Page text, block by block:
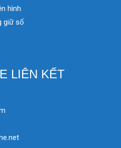
hình
giữ số
LIÊN KẾT